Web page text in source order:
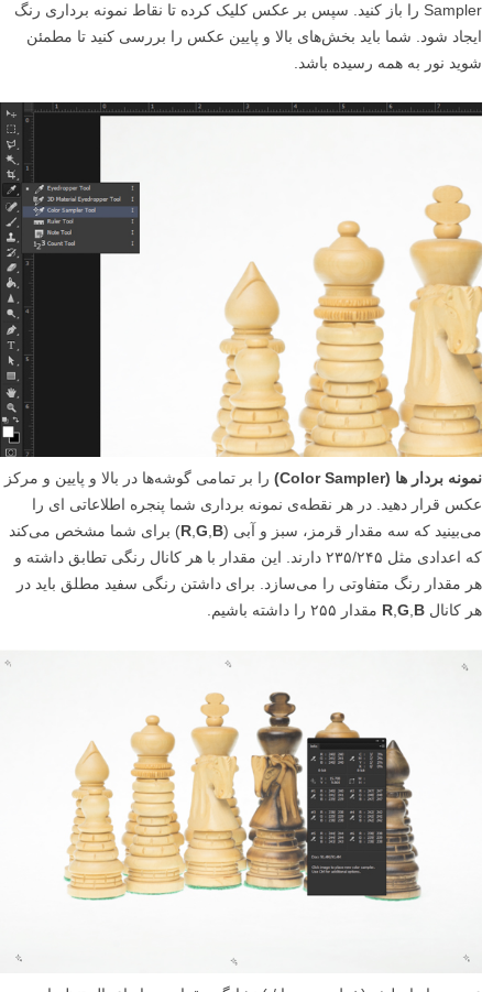
Sampler را باز کنید. سپس بر عکس کلیک کرده تا نقاط نمونه‌ برداری رنگ
ایجاد شود. شما باید بخش‌های بالا و پایین عکس را بررسی کنید تا مطمئن
شوید نور به همه رسیده باشد.
نمونه بردار ها (Color Sampler)
را بر تمامی گوشه‌ها در بالا و پایین و مرکز
عکس قرار دهید. در هر نقطه‌ی نمونه برداری شما پنجره‌ اطلاعاتی ای را
می‌بینید که سه مقدار قرمز، سبز و آبی (
R G B
) برای شما مشخص می‌کند
که اعدادی مثل ۲۳۵/۲۴۵ دارند. این مقدار با هر کانال رنگی تطابق داشته و
هر مقدار رنگ متفاوتی را می‌سازد. برای داشتن رنگی سفید مطلق باید در
هر کانال
R G B مقدار ۲۵۵ را داشته باشیم.